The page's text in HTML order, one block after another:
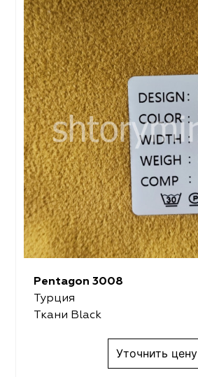
Pentagon 3008
Турция
Ткани Black
Уточнить цену